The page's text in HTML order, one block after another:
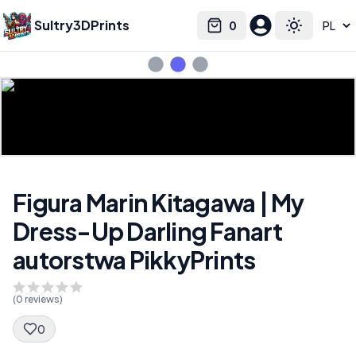
Sultry3DPrints 0
Cart Toggle
Select language
Figura Marin Kitagawa | My
Dress-Up Darling Fanart
autorstwa PikkyPrints
(0 reviews)
0